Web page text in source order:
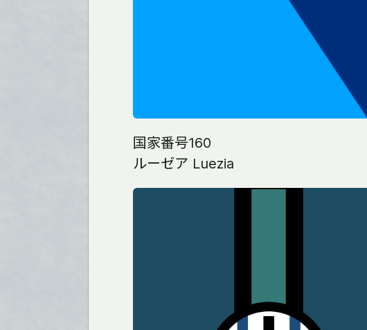
国家番号160
ルーゼア Luezia